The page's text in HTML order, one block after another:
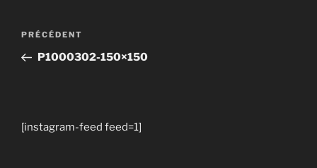
Navigation
l’article
Article
précédent
PRÉCÉDENT
P1000302-150×150
[instagram-feed feed=1]